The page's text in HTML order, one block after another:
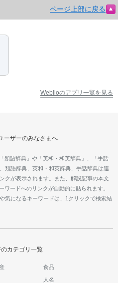
ページ上部に戻る
Weblioのアプリ一覧を見る
ーザーのみなさまへ
類語辞典」や「英和・和英辞典」、「手話
類語辞典、英和・和英辞典、手話辞典は連
クが表示されます。また、解説記事の本文
ワードへのリンクが自動的に貼られます。
気になるキーワードは、1クリックで検索結
カテゴリ一覧
食品
人名